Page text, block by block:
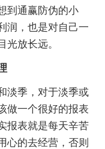
到通赢防伪的小
润，也是对自己一
光放长远。
季，对于淡季或
做一个很好的报表
报表就是每天辛苦
心的去经营，否则